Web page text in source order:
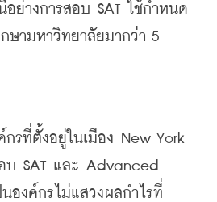
ย่างการสอบ SAT
ใช้กำหนด
ษามหาวิทยาลัยมากว่า
รที่ตั้งอยู่ในเมือง
บ SAT และ Advanced
นองค์กรไม่แสวงผลกำไรที่